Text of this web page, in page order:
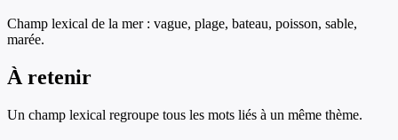
Champ lexical de la mer : vague, plage, bateau, poisson, sable,
marée.
À retenir
Un champ lexical regroupe tous les mots liés à un même thème.